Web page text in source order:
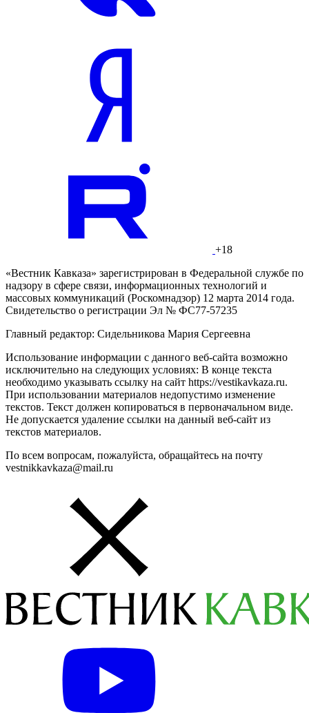
+18
«Вестник Кавказа» зарегистрирован в Федеральной службе по
надзору в сфере связи, информационных технологий и
массовых коммуникаций (Роскомнадзор) 12 марта 2014 года.
Свидетельство о регистрации Эл № ФС77-57235
Главный редактор: Сидельникова Мария Сергеевна
Использование информации с данного веб-сайта возможно
исключительно на следующих условиях: В конце текста
необходимо указывать ссылку на сайт https://vestikavkaza.ru.
При использовании материалов недопустимо изменение
текстов. Текст должен копироваться в первоначальном виде.
Не допускается удаление ссылки на данный веб-сайт из
текстов материалов.
По всем вопросам, пожалуйста, обращайтесь на почту
vestnikkavkaza@mail.ru